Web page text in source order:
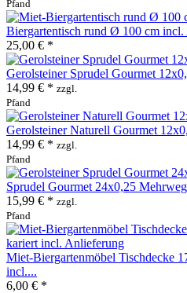
Pfand
Biergartentisch rund Ø 100 cm
25,00 € *
Gerolsteiner Sprudel Gourmet
14,99 € * zzgl.
Pfand
Gerolsteiner Naturell Gourmet
14,99 € * zzgl.
Pfand
Sprudel Gourmet 24x0,25 Mehrweg
15,99 € * zzgl.
Pfand
Miet-Biergartenmöbel Tischdecke
incl....
6,00 € *